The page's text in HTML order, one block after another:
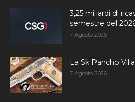
3,25 miliardi di
semestre del
7 Agosto 2026
La Sk Pancho
7 Agosto 2026